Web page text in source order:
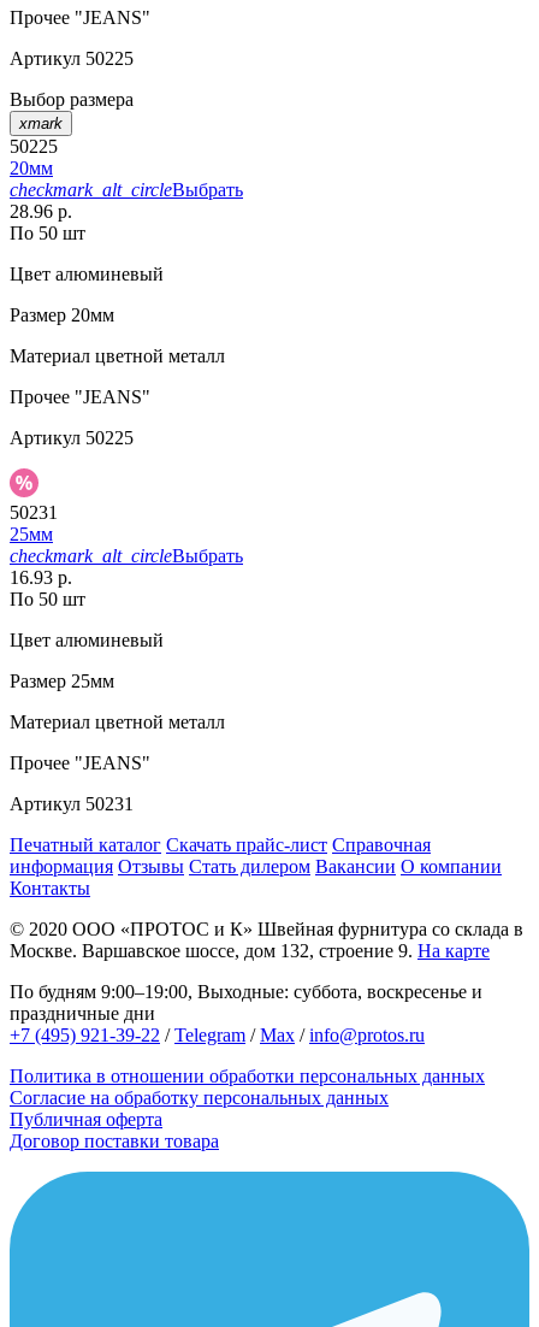
Прочее "JEANS"
Артикул 50225
Выбор размера
xmark
50225
20мм
checkmark_alt_circleВыбрать
28.96 р.
По 50 шт
Цвет алюминевый
Размер 20мм
Материал цветной металл
Прочее "JEANS"
Артикул 50225
50231
25мм
checkmark_alt_circleВыбрать
16.93 р.
По 50 шт
Цвет алюминевый
Размер 25мм
Материал цветной металл
Прочее "JEANS"
Артикул 50231
Печатный каталог Скачать прайс-лист Справочная
информация Отзывы Стать дилером Вакансии О компании
Контакты
© 2020 ООО «ПРОТОС и К» Швейная фурнитура со склада в
Москве. Варшавское шоссе, дом 132, строение 9. На карте
По будням 9:00–19:00, Выходные: суббота, воскресенье и
праздничные дни
+7 (495) 921-39-22 /Telegram /Max /info@protos.ru
Политика в отношении обработки персональных данных
Согласие на обработку персональных данных
Публичная оферта
Договор поставки товара